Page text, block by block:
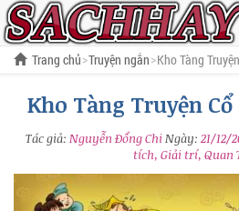
Trang chủ Truyện ngắn Kho Tàng
Kho Tàng Truyện
Tác giả: Nguyễn Đổng ChiNgày: 21/12/
tích, Giải trí, Quan